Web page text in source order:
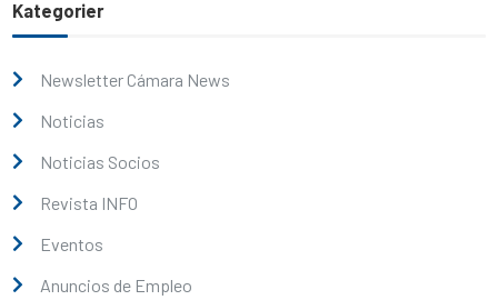
Kategorier
Newsletter Cámara News
Noticias
Noticias Socios
Revista INFO
Eventos
Anuncios de Empleo